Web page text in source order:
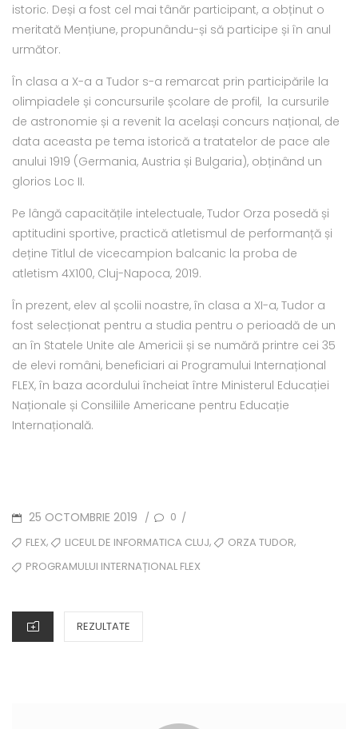
istoric. Deși a fost cel mai tânăr participant, a obținut o
meritată Mențiune, propunându-și să participe și în anul
următor.
În clasa a X-a a Tudor s-a remarcat prin participările la
olimpiadele și concursurile școlare de profil, la cursurile
de astronomie și a revenit la același concurs național, de
data aceasta pe tema istorică a tratatelor de pace ale
anului 1919 (Germania, Austria și Bulgaria), obținând un
glorios Loc II.
Pe lângă capacitățile intelectuale, Tudor Orza posedă și
aptitudini sportive, practică atletismul de performanță și
deține Titlul de vicecampion balcanic la proba de
atletism 4X100, Cluj-Napoca, 2019.
În prezent, elev al școlii noastre, în clasa a XI-a, Tudor a
fost selecționat pentru a studia pentru o perioadă de un
an în Statele Unite ale Americii și se numără printre cei 35
de elevi români, beneficiari ai Programului Internațional
FLEX, în baza acordului încheiat între Ministerul Educației
Naționale și Consiliile Americane pentru Educație
Internațională.
POSTED
ON
25 OCTOMBRIE 2019 / 0 /
TAGS
FLEX, LICEUL DE INFORMATICA CLUJ, ORZA TUDOR,
PROGRAMULUI INTERNAȚIONAL FLEX
CATEGORIES
REZULTATE